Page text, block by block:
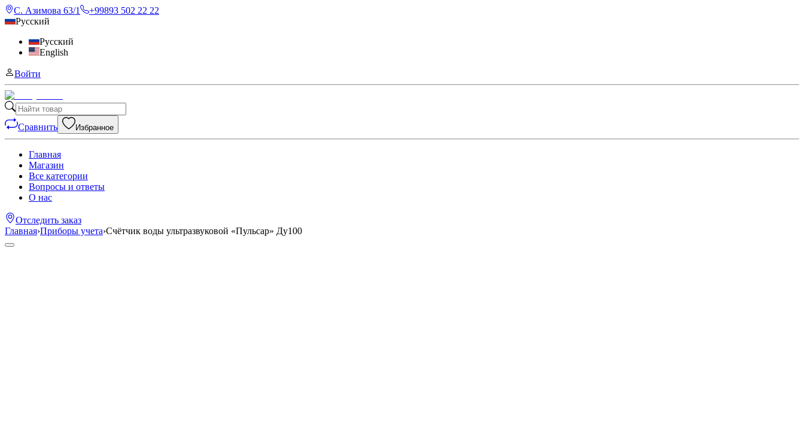
С. Азимова 63/1
+99893 502 22 22
Русский
Русский
English
Войти
Сравнить Избранное
Главная
Магазин
Все категории
Вопросы и ответы
О нас
Отследить заказ
Главная›Приборы учета›Счётчик воды ультразвуковой «Пульсар» Ду100